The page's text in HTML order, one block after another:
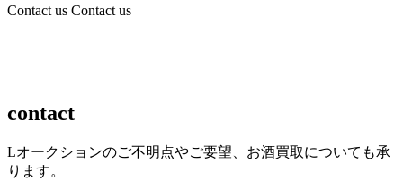
Contact us Contact us
contact
Lオークションのご不明点やご要望、お酒買取についても承
ります。